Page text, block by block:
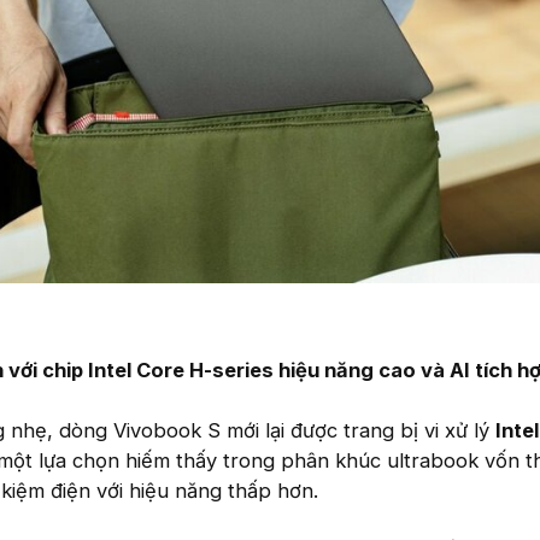
với chip Intel Core H-series hiệu năng cao và AI tích
nhẹ, dòng Vivobook S mới lại được trang bị vi xử lý
lựa chọn hiếm thấy trong phân khúc ultrabook vốn
điện với hiệu năng thấp hơn.